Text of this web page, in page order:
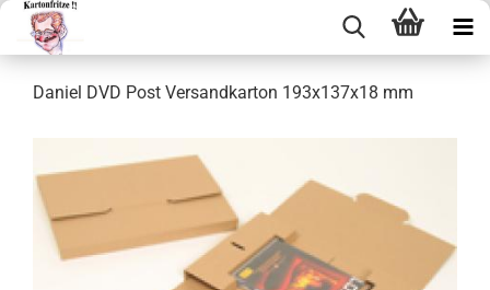
Da­ni­el DVD Post Ver­sand­kar­ton 193x137x18 mm